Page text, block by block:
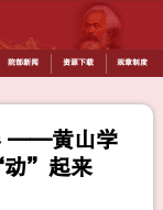
院部新闻 资源下载 规章制度
——黄山学
”起来